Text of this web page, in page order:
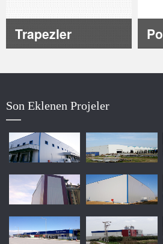
Trapezler
Son Eklenen Projeler